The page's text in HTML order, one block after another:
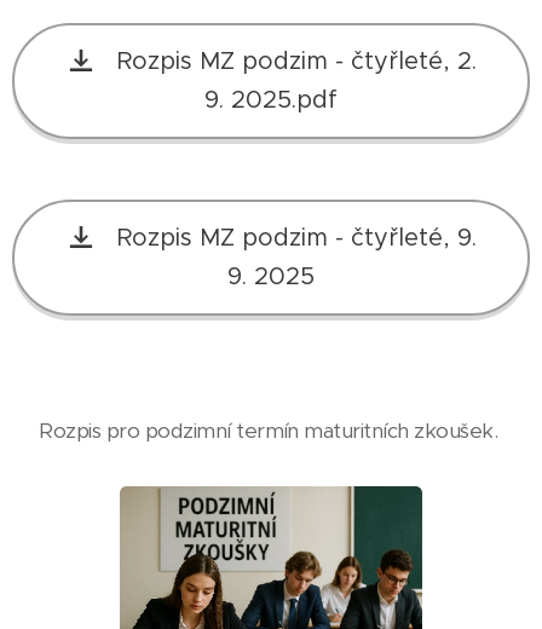
Rozpis MZ podzim - čtyřleté, 2.
9. 2025.pdf
Rozpis MZ podzim - čtyřleté, 9.
9. 2025
Rozpis pro podzimní termín maturitních zkoušek.